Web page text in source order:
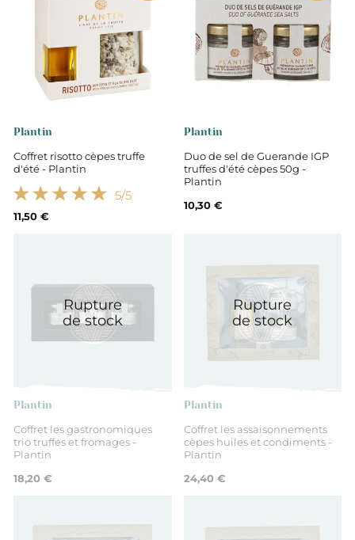
Plantin
Coffret risotto cèpes truffe
d'été - Plantin
5/5
11,50 €
Plantin
Duo de sel de Guerande IGP
truffes d'été cèpes 50g -
Plantin
10,30 €
Rupture
de stock
Plantin
Coffret les gastronomiques
trio truffes et fromages -
Plantin
18,20 €
Rupture
de stock
Plantin
Coffret les assaisonnements
cèpes huiles et condiments -
Plantin
24,40 €